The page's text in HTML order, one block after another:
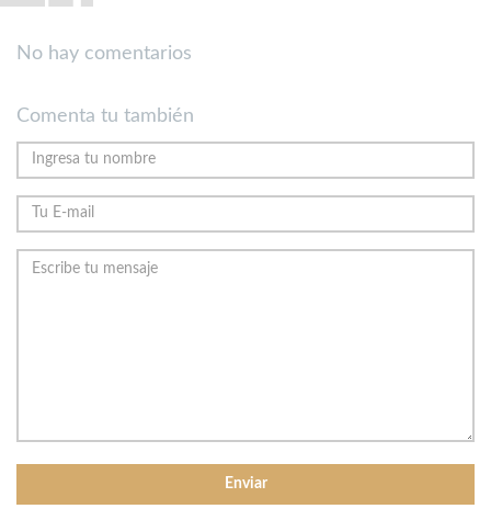
No hay comentarios
Comenta tu también